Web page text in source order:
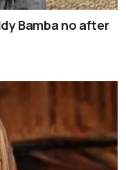
Bamba no after